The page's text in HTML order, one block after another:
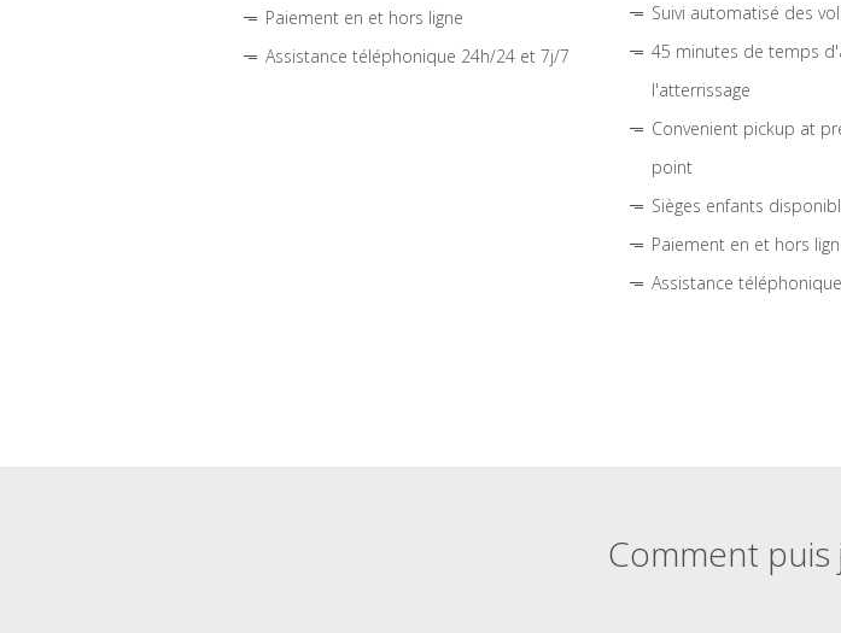
Paiement en et hors ligne
Assistance téléphonique 24h/24 et 7j/7
Suivi automatisé des
45 minutes de temps
l'atterrissage
Convenient pickup at
point
Sièges enfants
Paiement en et hors
Assistance
Comment puis